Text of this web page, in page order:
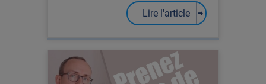
Lire l'article